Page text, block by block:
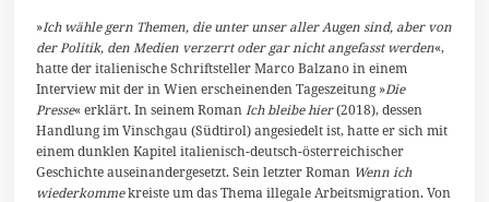
v
e
m
b
e
r
0
2
4
»Ich wähle gern Themen, die unter unser aller Augen sind, aber von
der Politik, den Medien verzerrt oder gar nicht angefasst werden«,
hatte der italienische Schriftsteller Marco Balzano in einem
Interview mit der in Wien erscheinenden Tageszeitung »Die
Presse« erklärt. In seinem Roman Ich bleibe hier(2018), dessen
Handlung im Vinschgau (Südtirol) angesiedelt ist, hatte er sich mit
einem dunklen Kapitel italienisch-deutsch-österreichischer
Geschichte auseinandergesetzt. Sein letzter Roman Wenn ich
wiederkommekreiste um das Thema illegale Arbeitsmigration. Von